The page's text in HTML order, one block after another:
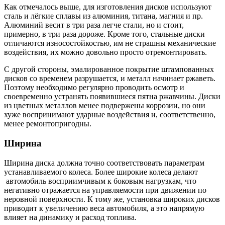
Как отмечалось выше, для изготовления дисков используют
сталь и лёгкие сплавы из алюминия, титана, магния и пр.
Алюминий весит в три раза легче стали, но и стоит,
примерно, в три раза дороже. Кроме того, стальные диски
отличаются износостойкостью, им не страшны механические
воздействия, их можно довольно просто отремонтировать.
С другой стороны, эмалированное покрытие штампованных
дисков со временем разрушается, и металл начинает ржаветь.
Поэтому необходимо регулярно проводить осмотр и
своевременно устранять появившиеся пятна ржавчины. Диски
из цветных металлов менее подвержены коррозии, но они
хуже воспринимают ударные воздействия и, соответственно,
менее ремонтопригодны.
Ширина
Ширина диска должна точно соответствовать параметрам
устанавливаемого колеса. Более широкие колеса делают
автомобиль восприимчивым к боковым нагрузкам, что
негативно отражается на управляемости при движении по
неровной поверхности. К тому же, установка широких дисков
приводит к увеличению веса автомобиля, а это напрямую
влияет на динамику и расход топлива.